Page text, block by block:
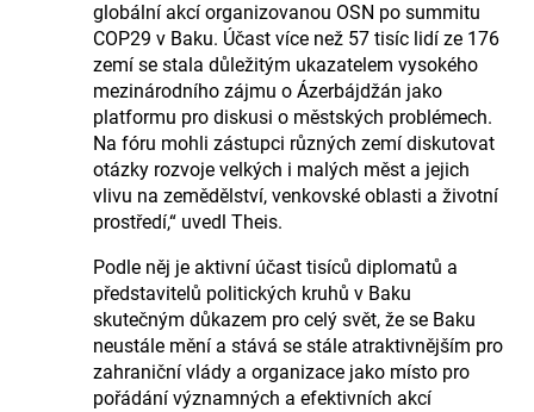
globální akcí organizovanou OSN po summitu
COP29 v Baku. Účast více než 57 tisíc lidí ze 176
zemí se stala důležitým ukazatelem vysokého
mezinárodního zájmu o Ázerbájdžán jako
platformu pro diskusi o městských problémech.
Na fóru mohli zástupci různých zemí diskutovat
otázky rozvoje velkých i malých měst a jejich
vlivu na zemědělství, venkovské oblasti a životní
prostředí,“ uvedl Theis.
Podle něj je aktivní účast tisíců diplomatů a
představitelů politických kruhů v Baku
skutečným důkazem pro celý svět, že se Baku
neustále mění a stává se stále atraktivnějším pro
zahraniční vlády a organizace jako místo pro
pořádání významných a efektivních akcí